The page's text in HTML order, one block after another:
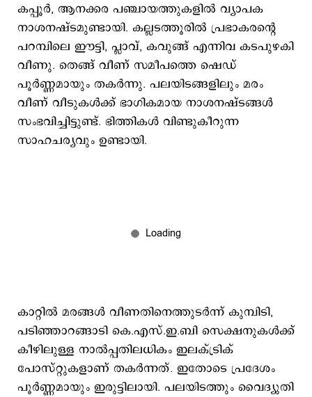
കപ്പൂർ, ആനക്കര പഞ്ചായത്തുകളിൽ വ്യാപക
നാശനഷ്ടമുണ്ടായി. ​കല്ലടത്തൂരിൽ പ്രഭാകരന്റെ
പറമ്പിലെ ഈട്ടി, പ്ലാവ്, കവുങ്ങ് എന്നിവ കടപുഴകി
വീണു. തെങ്ങ് വീണ് സമീപത്തെ ഷെഡ്
പൂർണ്ണമായും തകർന്നു. പലയിടങ്ങളിലും മരം
വീണ് വീടുകൾക്ക് ഭാഗികമായ നാശനഷ്ടങ്ങൾ
സംഭവിച്ചിട്ടുണ്ട്. ഭിത്തികൾ വിണ്ടുകീറുന്ന
സാഹചര്യവും ഉണ്ടായി.
​കാറ്റിൽ മരങ്ങൾ വീണതിനെത്തുടർന്ന് കുമ്പിടി,
പടിഞ്ഞാറങ്ങാടി കെ.എസ്.ഇ.ബി സെക്ഷനുകൾക്ക്
കീഴിലുള്ള നാൽപ്പതിലധികം ഇലക്ട്രിക്
പോസ്റ്റുകളാണ് തകർന്നത്. ഇതോടെ പ്രദേശം
പൂർണ്ണമായും ഇരുട്ടിലായി. പലയിടത്തും വൈദ്യുതി